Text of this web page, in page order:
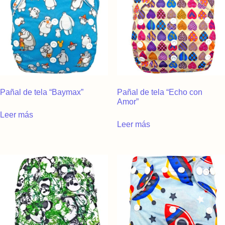
Pañal de tela “Baymax”
Leer más
Pañal de tela “Echo con
Amor”
Leer más